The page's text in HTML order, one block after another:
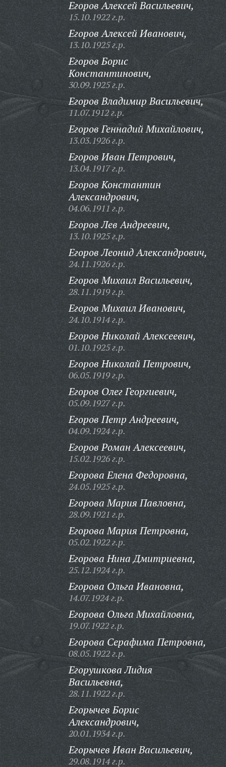
Егоров Алексей Васильевич,
15.10.1922 г.р.
Егоров Алексей Иванович,
13.10.1925 г.р.
Егоров Борис
Константинович,
30.09.1925 г.р.
Егоров Владимир Васильевич,
11.07.1912 г.р.
Егоров Геннадий Михайлович,
13.03.1926 г.р.
Егоров Иван Петрович,
13.04.1917 г.р.
Егоров Константин
Александрович,
04.06.1911 г.р.
Егоров Лев Андреевич,
13.10.1925 г.р.
Егоров Леонид Александрович,
24.11.1926 г.р.
Егоров Михаил Васильевич,
28.11.1919 г.р.
Егоров Михаил Иванович,
24.10.1914 г.р.
Егоров Николай Алексеевич,
01.10.1925 г.р.
Егоров Николай Петрович,
06.05.1919 г.р.
Егоров Олег Георгиевич,
05.09.1927 г.р.
Егоров Петр Андреевич,
04.09.1924 г.р.
Егоров Роман Алексеевич,
15.02.1926 г.р.
Егорова Елена Федоровна,
24.05.1925 г.р.
Егорова Мария Павловна,
28.09.1921 г.р.
Егорова Мария Петровна,
05.02.1922 г.р.
Егорова Нина Дмитриевна,
25.12.1924 г.р.
Егорова Ольга Ивановна,
14.07.1924 г.р.
Егорова Ольга Михайловна,
19.07.1922 г.р.
Егорова Серафима Петровна,
08.05.1922 г.р.
Егорушкова Лидия
Васильевна,
28.11.1922 г.р.
Егорычев Борис
Александрович,
20.01.1934 г.р.
Егорычев Иван Васильевич,
29.08.1914 г.р.